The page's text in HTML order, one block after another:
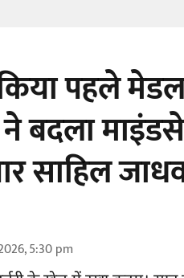
पहले
बदला
साहिल
5:30 pm